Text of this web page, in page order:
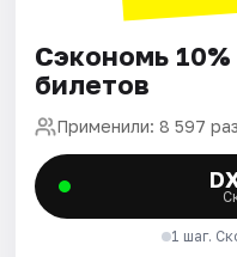
Сэкономь
билетов
Применили: 8 597 раз
1 шаг.